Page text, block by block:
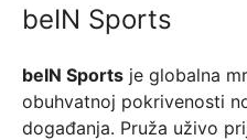
beIN Sports
beIN Sports je globalna
obuhvatnoj pokrivenosti
događanja. Pruža uživo